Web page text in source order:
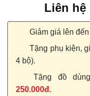
Liên hệ
Giảm giá lên đến
Tặng phụ kiện,
4 bộ).
Tặng đồ
250.000đ.